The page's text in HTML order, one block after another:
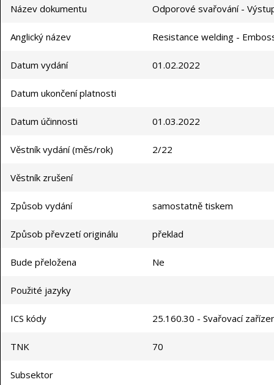
Název dokumentu Odporové svařování -
Anglický název Resistance welding -
Datum vydání 01.02.2022
Datum ukončení platnosti
Datum účinnosti 01.03.2022
Věstník vydání (měs/rok) 2/22
Věstník zrušení
Způsob vydání samostatně tiskem
Způsob převzetí originálu překlad
Bude přeložena Ne
Použité jazyky
ICS kódy 25.160.30 - Svařovací
TNK 70
Subsektor